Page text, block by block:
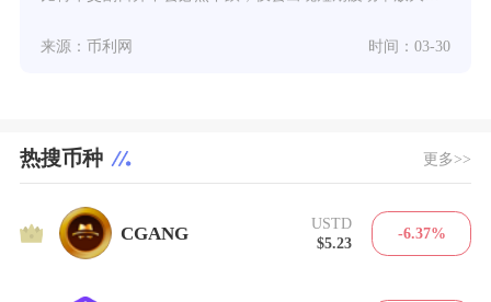
来源：币利网 时间：03-30
热搜币种 更多>>
1 CGANG
USTD
$5.23
-6.37%